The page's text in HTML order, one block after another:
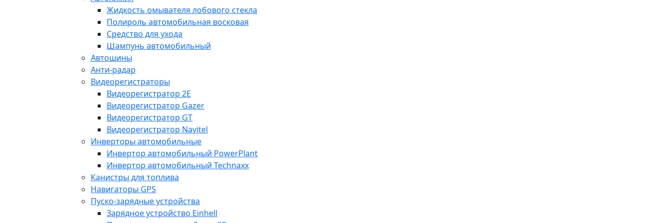
Жидкость омывателя лобового стекла
Полироль автомобильная восковая
Средство для ухода
Шампунь автомобильный
Автошины
Анти-радар
Видеорегистраторы
Видеорегистратор 2E
Видеорегистратор Gazer
Видеорегистратор GT
Видеорегистратор Navitel
Инверторы автомобильные
Инвертор автомобильный PowerPlant
Инвертор автомобильный Technaxx
Канистры для топлива
Навигаторы GPS
Пуско-зарядные устройства
Зарядное устройство Einhell